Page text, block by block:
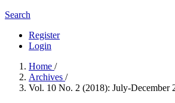
Search
Register
Login
Home /
Archives /
Vol. 10 No. 2 (2018): July-December